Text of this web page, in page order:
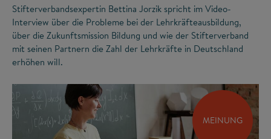
Stifterverbandsexpertin Bettina Jorzik spricht im Video-
Interview über die Probleme bei der Lehrkräfteausbildung,
über die Zukunftsmission Bildung und wie der Stifterverband
mit seinen Partnern die Zahl der Lehrkräfte in Deutschland
erhöhen will.
MEINUNG